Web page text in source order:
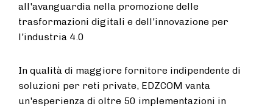
all'avanguardia nella promozione delle
trasformazioni digitali e dell'innovazione per
l'industria 4.0
In qualità di maggiore fornitore indipendente di
soluzioni per reti private, EDZCOM vanta
un'esperienza di oltre 50 implementazioni in